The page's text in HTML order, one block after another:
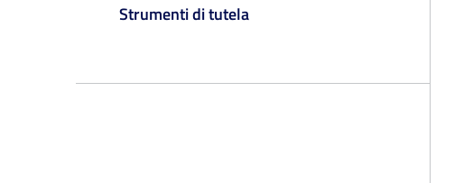
Strumenti di tutela